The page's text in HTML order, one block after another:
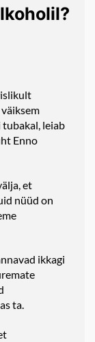
leiab
Enno
et
nüüd on
ikkagi
ta.